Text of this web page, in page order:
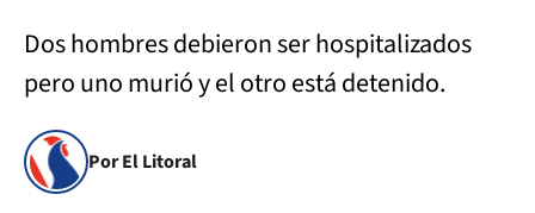
Dos hombres debieron ser hospitalizados
pero uno murió y el otro está detenido.
Por El Litoral